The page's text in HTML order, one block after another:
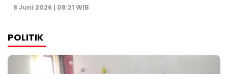
8 Juni 2026 | 08:21 WIB
POLITIK